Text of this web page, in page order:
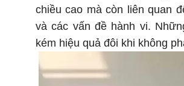
chiều cao mà còn liên quan
và các vấn đề hành vi.
kém hiệu quả đôi khi không